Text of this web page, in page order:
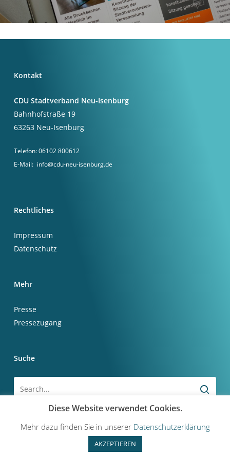
Kontakt
CDU Stadtverband Neu-Isenburg
Bahnhofstraße 19
63263 Neu-Isenburg
Telefon:06102 800612
E-Mail: info@cdu-neu-isenburg.de
Rechtliches
Impressum
Datenschutz
Mehr
Presse
Pressezugang
Suche
© 2026 CDU Neu-Isenburg.
Diese Website verwendet Cookies.
Mehr dazu finden Sie in unserer Datenschutzerklärung
AKZEPTIEREN